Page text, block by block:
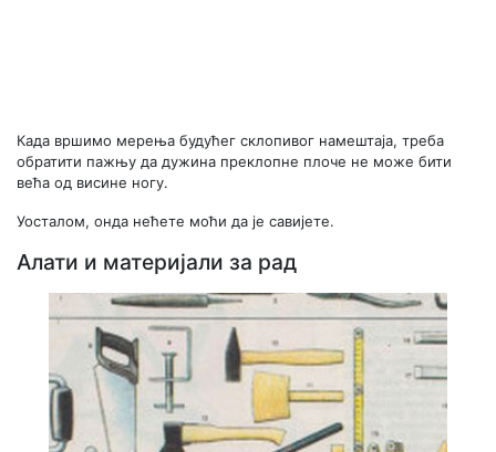
Када вршимо мерења будућег склопивог намештаја, треба
обратити пажњу да дужина преклопне плоче не може бити
већа од висине ногу.
Уосталом, онда нећете моћи да је савијете.
Алати и материјали за рад